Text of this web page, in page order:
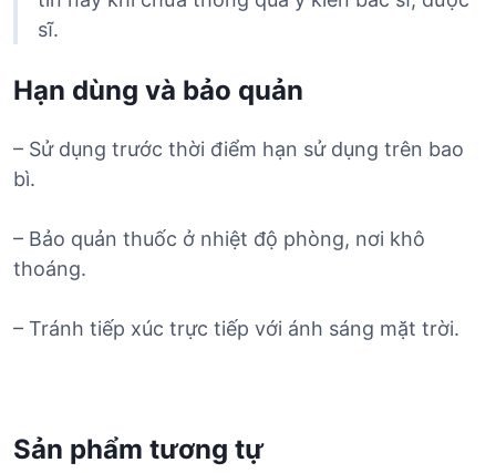
sĩ.
Hạn dùng và bảo quản
– Sử dụng trước thời điểm hạn sử dụng trên bao
bì.
– Bảo quản thuốc ở nhiệt độ phòng, nơi khô
thoáng.
– Tránh tiếp xúc trực tiếp với ánh sáng mặt trời.
Sản phẩm tương tự